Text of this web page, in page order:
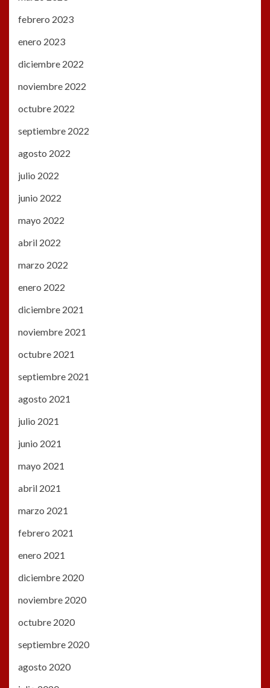
febrero 2023
enero 2023
diciembre 2022
noviembre 2022
octubre 2022
septiembre 2022
agosto 2022
julio 2022
junio 2022
mayo 2022
abril 2022
marzo 2022
enero 2022
diciembre 2021
noviembre 2021
octubre 2021
septiembre 2021
agosto 2021
julio 2021
junio 2021
mayo 2021
abril 2021
marzo 2021
febrero 2021
enero 2021
diciembre 2020
noviembre 2020
octubre 2020
septiembre 2020
agosto 2020